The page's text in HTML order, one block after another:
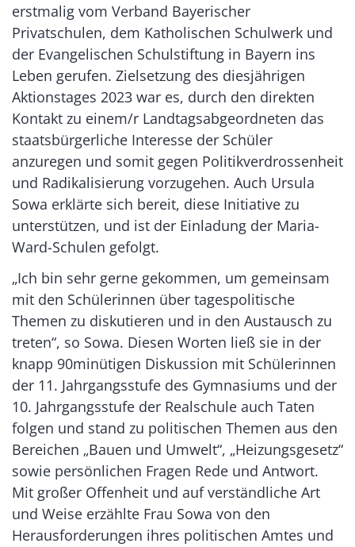
erstmalig vom Verband Bayerischer
Privatschulen, dem Katholischen Schulwerk und
der Evangelischen Schulstiftung in Bayern ins
Leben gerufen. Zielsetzung des diesjährigen
Aktionstages 2023 war es, durch den direkten
Kontakt zu einem/r Landtagsabgeordneten das
staatsbürgerliche Interesse der Schüler
anzuregen und somit gegen Politikverdrossenheit
und Radikalisierung vorzugehen. Auch Ursula
Sowa erklärte sich bereit, diese Initiative zu
unterstützen, und ist der Einladung der Maria-
Ward-Schulen gefolgt.
„Ich bin sehr gerne gekommen, um gemeinsam
mit den Schülerinnen über tagespolitische
Themen zu diskutieren und in den Austausch zu
treten“, so Sowa. Diesen Worten ließ sie in der
knapp 90minütigen Diskussion mit Schülerinnen
der 11. Jahrgangsstufe des Gymnasiums und der
10. Jahrgangsstufe der Realschule auch Taten
folgen und stand zu politischen Themen aus den
Bereichen „Bauen und Umwelt“, „Heizungsgesetz“
sowie persönlichen Fragen Rede und Antwort.
Mit großer Offenheit und auf verständliche Art
und Weise erzählte Frau Sowa von den
Herausforderungen ihres politischen Amtes und